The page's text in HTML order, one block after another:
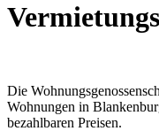
Die
Wohnungen in
bezahlbaren Preisen.